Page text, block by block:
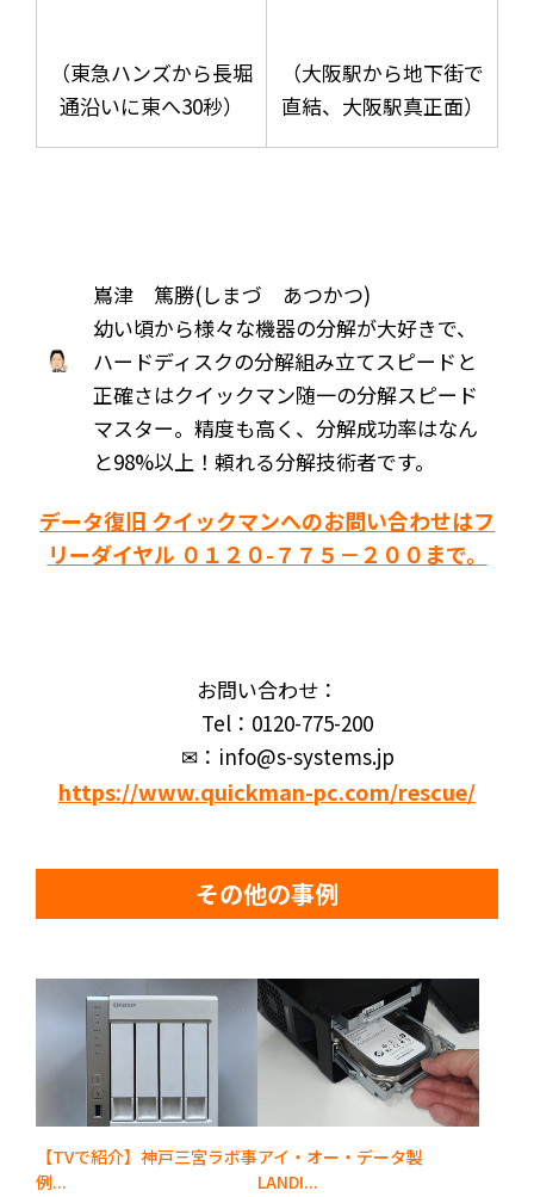
（東急ハンズから長堀
通沿いに東へ30秒）
（大阪駅から地下街で
直結、大阪駅真正面）
嶌津 篤勝(しまづ あつかつ)
幼い頃から様々な機器の分解が大好きで、
ハードディスクの分解組み立てスピードと
正確さはクイックマン随一の分解スピード
マスター。精度も高く、分解成功率はなん
と98%以上！頼れる分解技術者です。
データ復旧 クイックマンへのお問い合わせはフ
リーダイヤル ０１２０-７７５－２００まで。
お問い合わせ：
Tel：0120-775-200
✉：info@s-systems.jp
https://www.quickman-pc.com/rescue/
その他の事例
【TVで紹介】神戸三宮ラボ事
例...
アイ・オー・データ製
LANDI...